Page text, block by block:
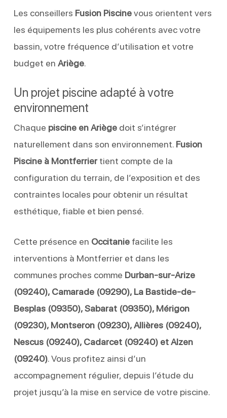
Les conseillers Fusion Piscinevous orientent vers
les équipements les plus cohérents avec votre
bassin, votre fréquence d’utilisation et votre
budget en Ariège.
Un projet piscine adapté à votre
environnement
Chaque piscine en Ariègedoit s’intégrer
naturellement dans son environnement. Fusion
Piscine à Montferriertient compte de la
configuration du terrain, de l’exposition et des
contraintes locales pour obtenir un résultat
esthétique, fiable et bien pensé.
Cette présence en Occitaniefacilite les
interventions à Montferrier et dans les
communes proches comme Durban-sur-Arize
(09240), Camarade (09290), La Bastide-de-
Besplas (09350), Sabarat (09350), Mérigon
(09230), Montseron (09230), Allières (09240),
Nescus (09240), Cadarcet (09240) et Alzen
(09240). Vous profitez ainsi d’un
accompagnement régulier, depuis l’étude du
projet jusqu’à la mise en service de votre piscine.